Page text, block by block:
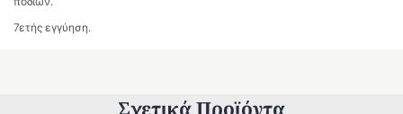
7ετής εγγύηση.
Σχετικά Προϊόντα